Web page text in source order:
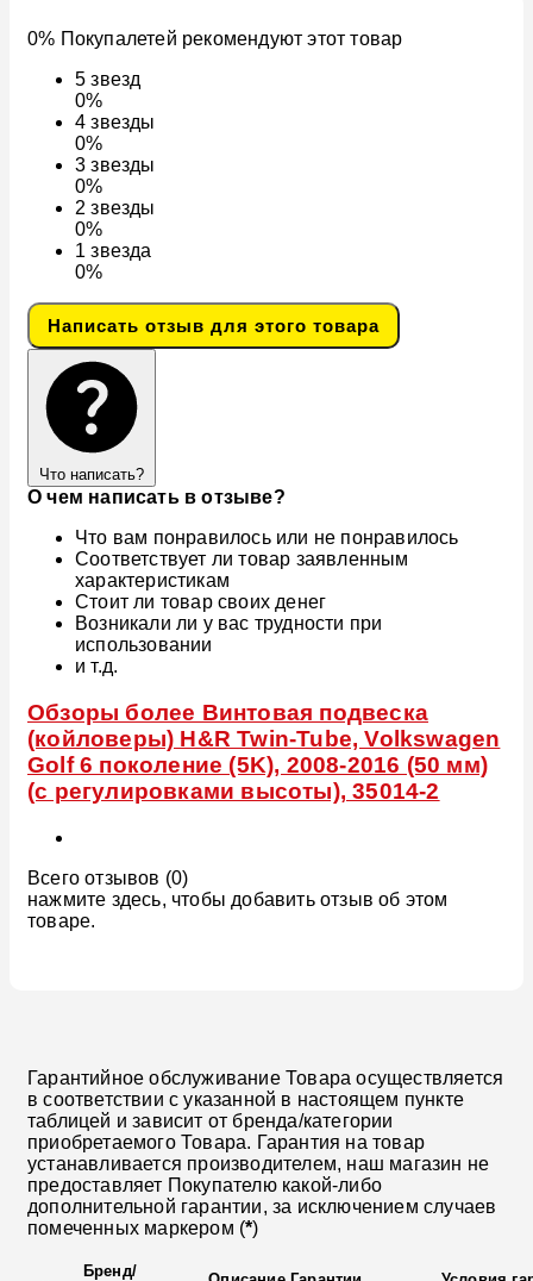
0% Покупалетей рекомендуют этот товар
5звезд
0%
4звезды
0%
3звезды
0%
2звезды
0%
1звезда
0%
Написать отзыв для этого товара
Что написать?
О чем написать в отзыве?
Что вам понравилось или не понравилось
Соответствует ли товар заявленным
характеристикам
Стоит ли товар своих денег
Возникали ли у вас трудности при
использовании
и т.д.
Обзоры более Винтовая подвеска
(койловеры) H&R Twin-Tube, Volkswagen
Golf 6 поколение (5K), 2008-2016 (50 мм)
(с регулировками высоты), 35014-2
Всего отзывов (0)
нажмите здесь, чтобы добавить отзыв об этом
товаре.
Гарантийное обслуживание Товара осуществляется
в соответствии с указанной в настоящем пункте
таблицей и зависит от бренда/категории
приобретаемого Товара. Гарантия на товар
устанавливается производителем, наш магазин не
предоставляет Покупателю какой-либо
дополнительной гарантии, за исключением случаев
помеченных маркером (*)
Бренд/